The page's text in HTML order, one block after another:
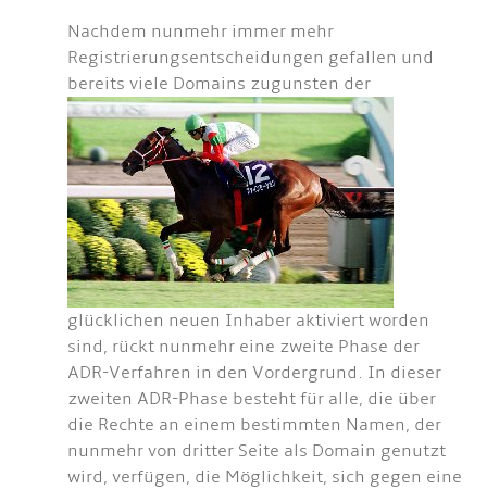
Nachdem nunmehr immer mehr
Registrierungsentscheidungen gefallen und
bereits viele Domains zugunsten der
glücklichen neuen Inhaber aktiviert worden
sind, rückt nunmehr eine zweite Phase der
ADR-Verfahren in den Vordergrund. In dieser
zweiten ADR-Phase besteht für alle, die über
die Rechte an einem bestimmten Namen, der
nunmehr von dritter Seite als Domain genutzt
wird, verfügen, die Möglichkeit, sich gegen eine